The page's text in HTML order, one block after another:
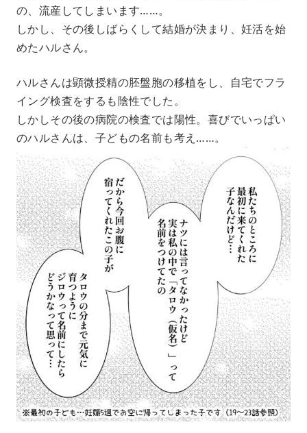
の、流産してしまいます……。
しかし、その後しばらくして結婚が決まり、妊活を始
めたハルさん。
ハルさんは顕微授精の胚盤胞の移植をし、自宅でフラ
イング検査をするも陰性でした。
しかしその後の病院の検査では陽性。喜びでいっぱい
のハルさんは、子どもの名前も考え……。